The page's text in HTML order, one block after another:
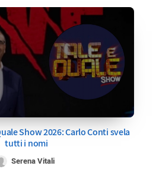
Show 2026: Carlo Conti svela
tutti i nomi
Serena Vitali